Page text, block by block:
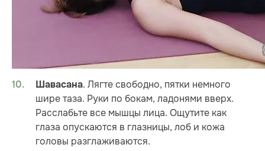
Шавасана. Лягте свободно, пятки немного
шире таза. Руки по бокам, ладонями вверх.
Расслабьте все мышцы лица. Ощутите как
глаза опускаются в глазницы, лоб и кожа
головы разглаживаются.